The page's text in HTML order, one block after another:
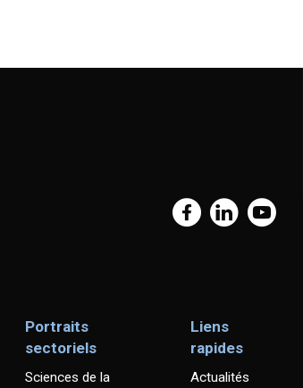
Portraits
sectoriels
Sciences de la
Liens
rapides
Actualités